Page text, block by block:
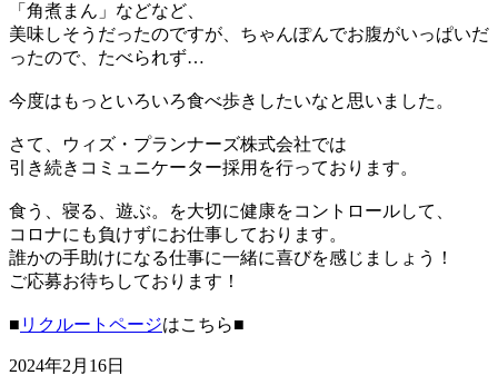
「角煮まん」などなど、
美味しそうだったのですが、ちゃんぽんでお腹がいっぱいだ
ったので、たべられず…
今度はもっといろいろ食べ歩きしたいなと思いました。
さて、ウィズ・プランナーズ株式会社では
引き続きコミュニケーター採用を行っております。
食う、寝る、遊ぶ。を大切に健康をコントロールして、
コロナにも負けずにお仕事しております。
誰かの手助けになる仕事に一緒に喜びを感じましょう！
ご応募お待ちしております！
■ リクルートページはこちら■
2024年2月16日